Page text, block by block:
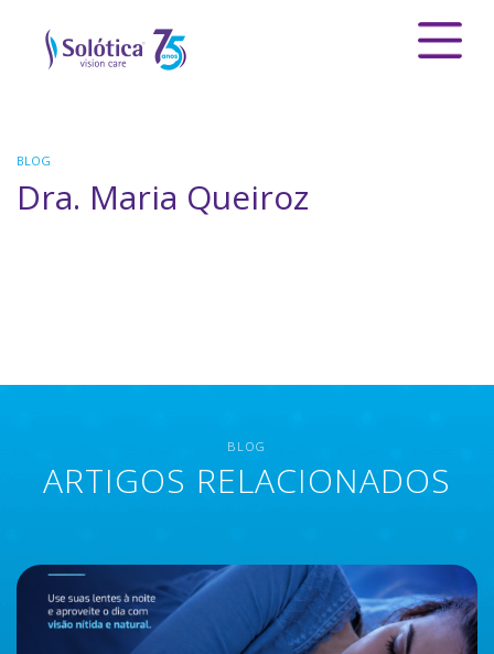
BLOG
Dra. Maria Queiroz
BLOG
ARTIGOS RELACIONADOS